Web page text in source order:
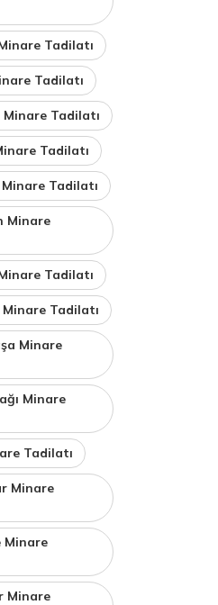
Tadilatı
Tadilatı
Tadilatı
Tadilatı
Tadilatı
Minare
Tadilatı
Tadilatı
Minare
Minare
Tadilatı
Minare
Minare
Minare